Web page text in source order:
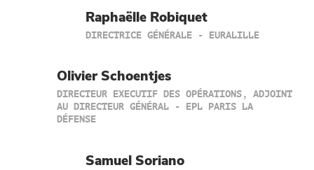
Raphaëlle Robiquet
DIRECTRICE GÉNÉRALE - EURALILLE
Olivier Schoentjes
DIRECTEUR EXECUTIF DES OPÉRATIONS, ADJOINT
AU DIRECTEUR GÉNÉRAL - EPL PARIS LA
DÉFENSE
Samuel Soriano